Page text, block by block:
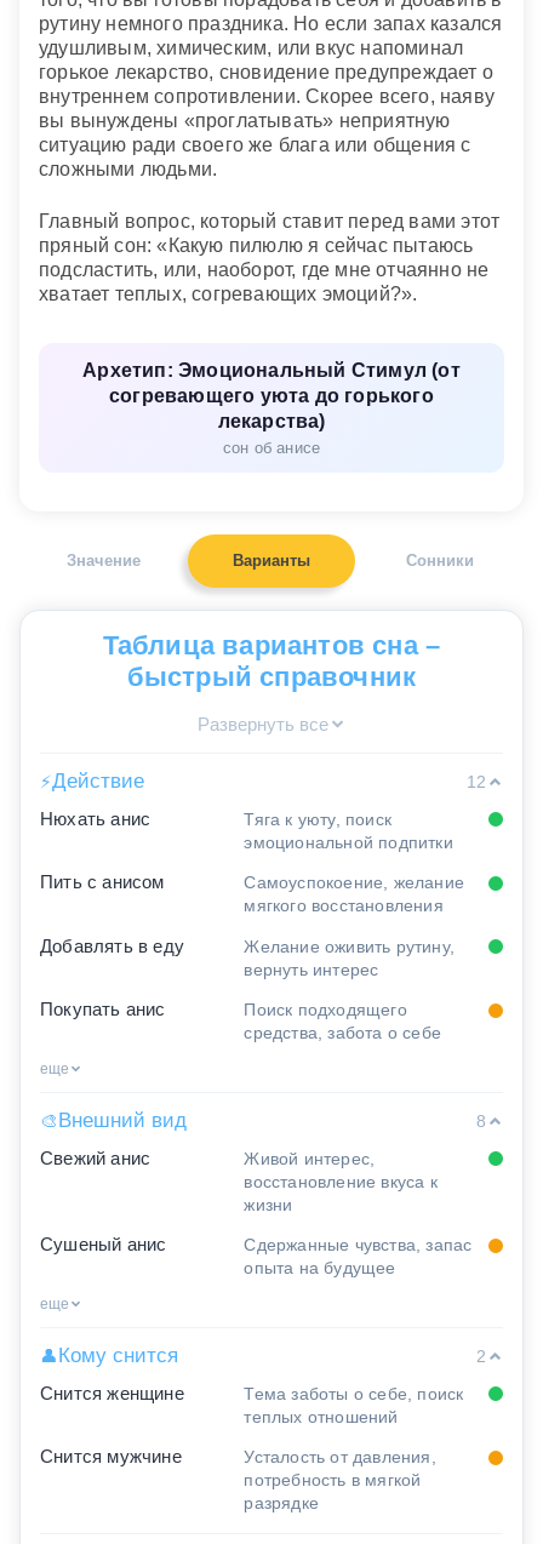
рутину немного праздника. Но если запах казался
удушливым, химическим, или вкус напоминал
горькое лекарство, сновидение предупреждает о
внутреннем сопротивлении. Скорее всего, наяву
вы вынуждены «проглатывать» неприятную
ситуацию ради своего же блага или общения с
сложными людьми.
Главный вопрос, который ставит перед вами этот
пряный сон: «Какую пилюлю я сейчас пытаюсь
подсластить, или, наоборот, где мне отчаянно не
хватает теплых, согревающих эмоций?».
Архетип: Эмоциональный Стимул (от
согревающего уюта до горького
лекарства)
сон об анисе
Значение Варианты Сонники
Таблица вариантов сна –
быстрый справочник
Развернуть все
⚡Действие
12
Нюхать анис
Тяга к уюту, поиск
эмоциональной подпитки
Пить с анисом
Самоуспокоение, желание
мягкого восстановления
Добавлять в еду
Желание оживить рутину,
вернуть интерес
Покупать анис
Поиск подходящего
средства, забота о себе
еще
🎨Внешний вид
8
Свежий анис
Живой интерес,
восстановление вкуса к
жизни
Сушеный анис
Сдержанные чувства, запас
опыта на будущее
еще
👤Кому снится
2
Снится женщине
Тема заботы о себе, поиск
теплых отношений
Снится мужчине
Усталость от давления,
потребность в мягкой
разрядке